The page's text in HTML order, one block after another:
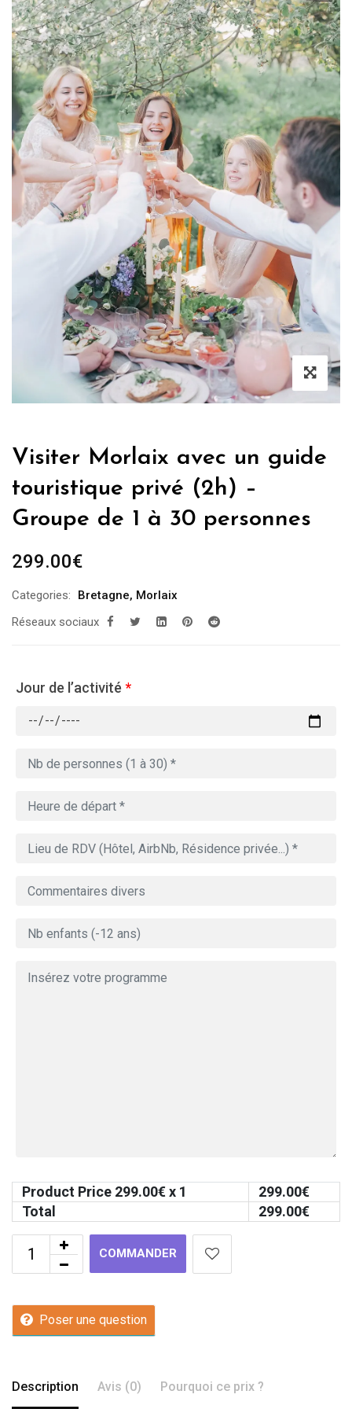
Visiter Morlaix avec un guide
touristique privé (2h) –
Groupe de 1 à 30 personnes
299.00€
Categories: Bretagne, Morlaix
Réseaux sociaux
Jour de l’activité *
Product Price 299.00€ x 1 299.00€
Total
299.00€
COMMANDER
Poser une question
Description Avis (0) Pourquoi ce prix ?